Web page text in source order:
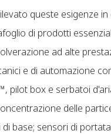
queste esigenze
di prodotti
ad alte
e di automazione
pilot box e serbatoi
delle
base; sensori di